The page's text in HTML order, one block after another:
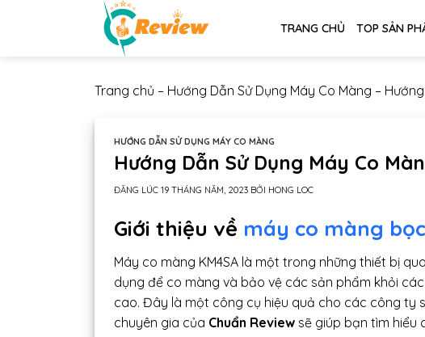
TRANG CHỦ TOP SẢN
Trang chủ – Hướng Dẫn Sử Dụng Máy Co Màng –
HƯỚNG DẪN SỬ DỤNG MÁY CO MÀNG
Hướng Dẫn Sử Dụng Máy Co
ĐĂNG LÚC 19 THÁNG NĂM, 2023 BỞI HONG LOC
Giới thiệu về máy co màng
Máy co màng KM4SA là một trong những thiết bị
dụng để co màng và bảo vệ các sản phẩm khỏi
cao. Đây là một công cụ hiệu quả cho các công ty
chuyên gia của Chuẩn Review sẽ giúp bạn tìm hiểu